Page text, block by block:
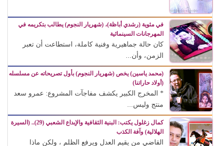
في مئوية (رشدي أباظة)، (شهريار النجوم) يطالب بتكريمه في
المهرجانات السينمائية
كان حالة جماهيرية وفنية كاملة، استطاعت أن تعبر
الزمن، وأن...
(محمد ياسين) يخص (شهريار النجوم) بأول تصريحاته عن مسلسله
(أولاد حاراتنا)
* المخرج الكبير يكشف مفاجآت المشروع: عمرو سعد
منتج وليس...
كمال زغلول يكتب: البنية الثقافية والإبداع الشعبي (29).. (السيرة
الهلالية) وآفة الكذب
القاضي من يقيم العدل ويرفع الظلم ، ولكن ماذا